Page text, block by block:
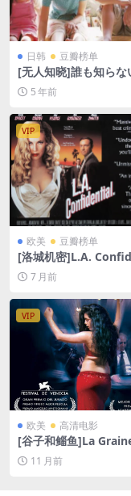
日韩 豆瓣榜单
[无人知晓]誰も知らな
4)[百度网盘+迅雷云盘
80P超清未删减
[日语中字]
5 年前
VIP
欧美 豆瓣榜单
[洛城机密]L.A.
(1997)[百度网盘+夸克
80P超清未删减资源][
英字幕]
7 月前
VIP
欧美 高清电影
[谷子和鲻鱼]La
mulet (2007)[百度网
网盘1080P超清未删减
11 月前